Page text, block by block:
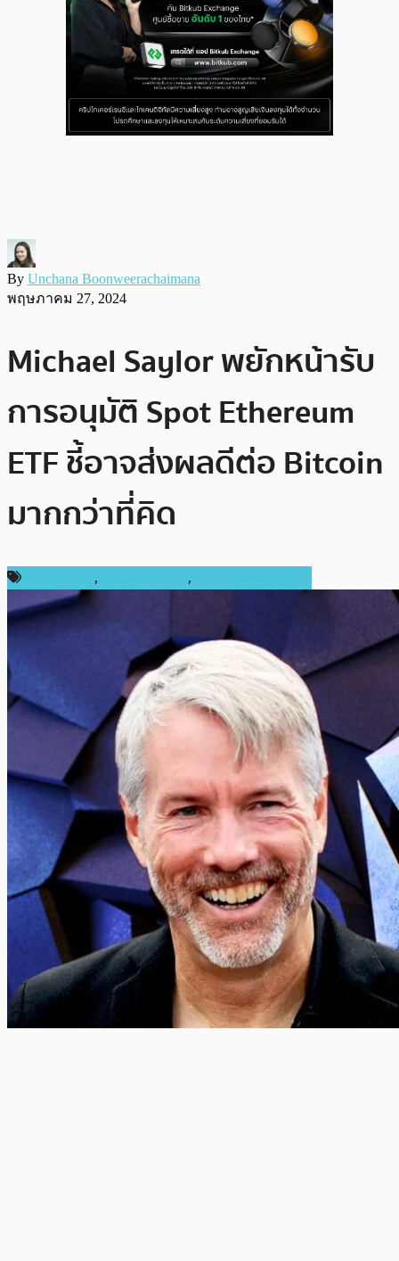
By Unchana Boonweerachaimana
พฤษภาคม 27, 2024
Michael Saylor พยักหน้ารับ
การอนุมัติ Spot Ethereum
ETF ชี้อาจส่งผลดีต่อ Bitcoin
มากกว่าที่คิด
, ,